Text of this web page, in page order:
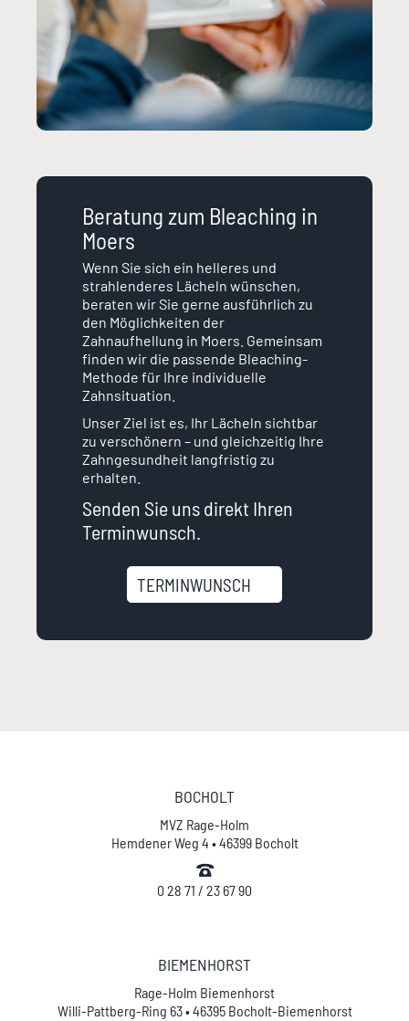
Beratung zum Bleaching in
Moers
Wenn Sie sich ein helleres und
strahlenderes Lächeln wünschen,
beraten wir Sie gerne ausführlich zu
den Möglichkeiten der
Zahnaufhellung in Moers. Gemeinsam
finden wir die passende Bleaching-
Methode für Ihre individuelle
Zahnsituation.
Unser Ziel ist es, Ihr Lächeln sichtbar
zu verschönern – und gleichzeitig Ihre
Zahngesundheit langfristig zu
erhalten.
Senden Sie uns direkt Ihren
Terminwunsch.
TERMINWUNSCH
BOCHOLT
MVZ Rage-Holm
Hemdener Weg 4 • 46399 Bocholt
0 28 71 / 23 67 90
BIEMENHORST
Rage-Holm Biemenhorst
Willi-Pattberg-Ring 63 • 46395 Bocholt-Biemenhorst